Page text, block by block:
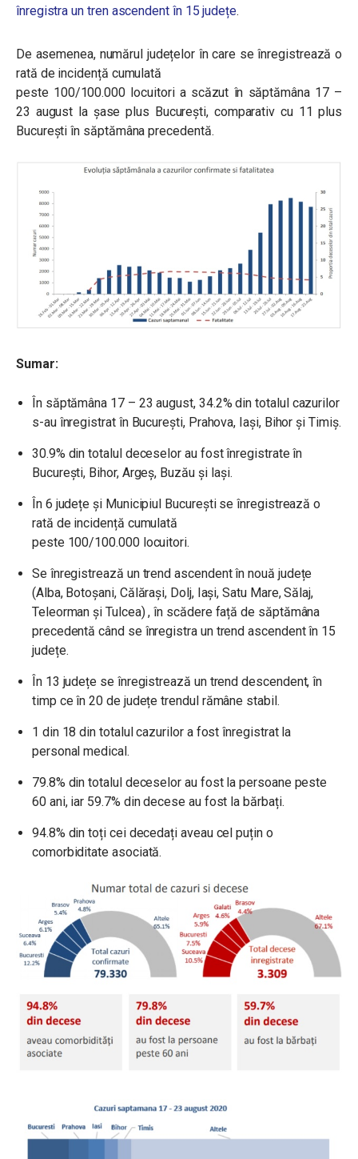
înregistra un tren ascendent în 15 județe.
De asemenea, numărul județelor în care se înregistrează o
rată de incidență cumulată
peste 100/100.000 locuitori a scăzut în săptămâna 17 –
23 august la șase plus București, comparativ cu 11 plus
București în săptămâna precedentă.
Sumar:
În săptămâna 17 – 23 august, 34.2% din totalul cazurilor
s-au înregistrat în București, Prahova, Iași, Bihor și Timiș.
30.9% din totalul deceselor au fost înregistrate în
București, Bihor, Argeș, Buzău și Iași.
În 6 județe și Municipiul București se înregistrează o
rată de incidență cumulată
peste 100/100.000 locuitori.
Se înregistrează un trend ascendent în nouă județe
(Alba, Botoșani, Călărași, Dolj, Iași, Satu Mare, Sălaj,
Teleorman și Tulcea) , în scădere față de săptămâna
precedentă când se înregistra un trend ascendent în 15
județe.
În 13 județe se înregistrează un trend descendent, în
timp ce în 20 de județe trendul rămâne stabil.
1 din 18 din totalul cazurilor a fost înregistrat la
personal medical.
79.8% din totalul deceselor au fost la persoane peste
60 ani, iar 59.7% din decese au fost la bărbați.
94.8% din toți cei decedați aveau cel puțin o
comorbiditate asociată.